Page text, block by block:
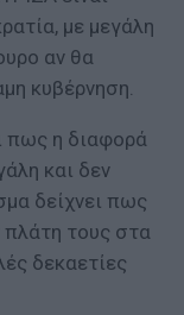
με μεγάλη
αν θα
κυβέρνηση.
πως η διαφορά
και δεν
δείχνει πως
πλάτη τους στα
δεκαετίες